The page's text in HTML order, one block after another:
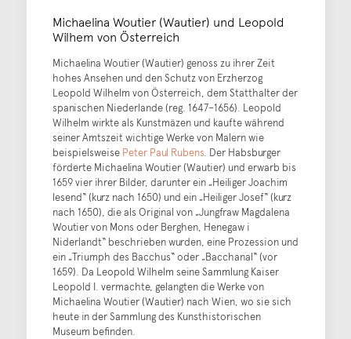
Michaelina Woutier (Wautier) und Leopold
Wilhem von Österreich
Michaelina Woutier (Wautier) genoss zu ihrer Zeit
hohes Ansehen und den Schutz von Erzherzog
Leopold Wilhelm von Österreich, dem Statthalter der
spanischen Niederlande (reg. 1647–1656). Leopold
Wilhelm wirkte als Kunstmäzen und kaufte während
seiner Amtszeit wichtige Werke von Malern wie
beispielsweise Peter Paul Rubens. Der Habsburger
förderte Michaelina Woutier (Wautier) und erwarb bis
1659 vier ihrer Bilder, darunter ein „Heiliger Joachim
lesend“ (kurz nach 1650) und ein „Heiliger Josef“ (kurz
nach 1650), die als Original von „Jungfraw Magdalena
Woutier von Mons oder Berghen, Henegaw i
Niderlandt“ beschrieben wurden, eine Prozession und
ein „Triumph des Bacchus“ oder „Bacchanal“ (vor
1659). Da Leopold Wilhelm seine Sammlung Kaiser
Leopold I. vermachte, gelangten die Werke von
Michaelina Woutier (Wautier) nach Wien, wo sie sich
heute in der Sammlung des Kunsthistorischen
Museum befinden.